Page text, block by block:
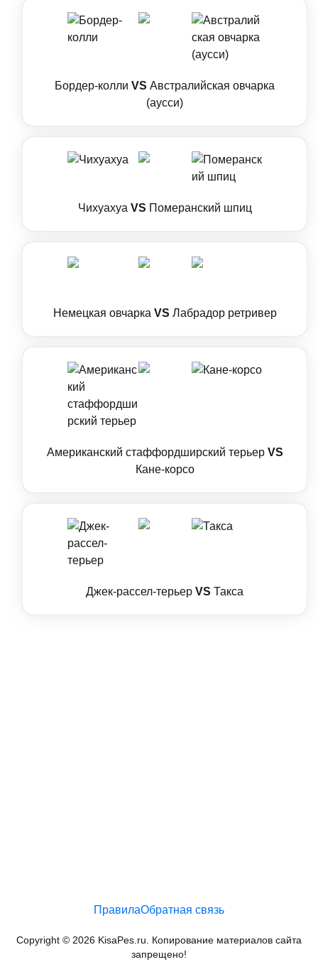
Бордер-колли VS Австралийская овчарка
(аусси)
Чихуахуа VS Померанский шпиц
Немецкая овчарка VS Лабрадор ретривер
Американский стаффордширский терьер VS
Кане-корсо
Джек-рассел-терьер VS Такса
ПравилаОбратная связь
Copyright © 2026 KisaPes.ru. Копирование материалов сайта
запрещено!